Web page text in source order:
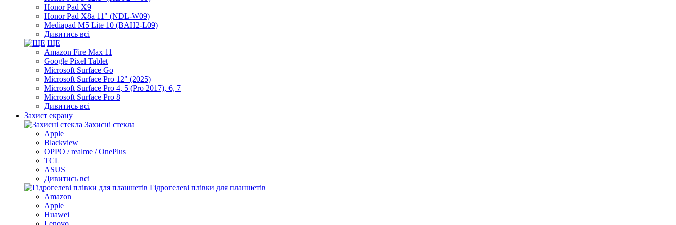
Honor Pad X9
Honor Pad X8a 11" (NDL-W09)
Mediapad M5 Lite 10 (BAH2-L09)
Дивитись всі
ЩЕ
Amazon Fire Max 11
Google Pixel Tablet
Microsoft Surface Go
Microsoft Surface Pro 12" (2025)
Microsoft Surface Pro 4, 5 (Pro 2017), 6, 7
Microsoft Surface Pro 8
Дивитись всі
Захист екрану
Захисні стекла
Apple
Blackview
OPPO / realme / OnePlus
TCL
ASUS
Дивитись всі
Гідрогелеві плівки для планшетів
Amazon
Apple
Huawei